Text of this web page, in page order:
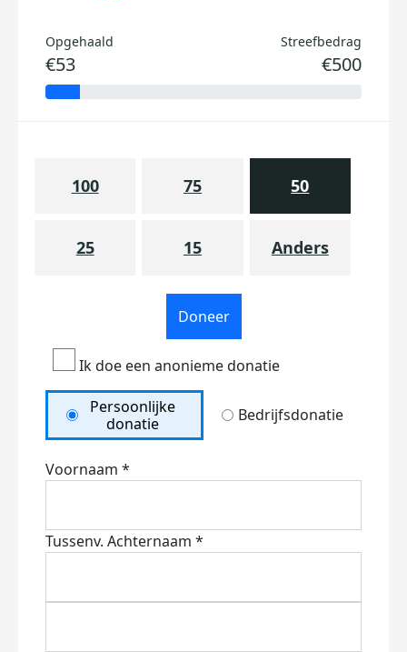
Opgehaald
€53
Streefbedrag
€500
100 75 50
25 15 Anders
Doneer
Ik doe een anonieme donatie
Persoonlijke
donatie
Bedrijfsdonatie
Voornaam *
Tussenv. Achternaam *